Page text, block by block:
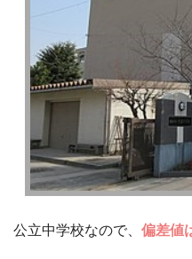
公立中学校なので、 偏差値